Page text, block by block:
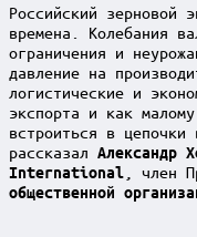
Российский зерновой
времена. Колебания
ограничения и
давление на
логистические и
экспорта и как
встроиться в цепочки
рассказал Александр
International , член
общественной